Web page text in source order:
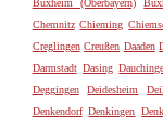
Buxheim (Oberbayern)
Chemnitz Chieming
Creglingen Creußen Daaden
Darmstadt Dasing
Deggingen
Deidesheim
Denkendorf Denkingen